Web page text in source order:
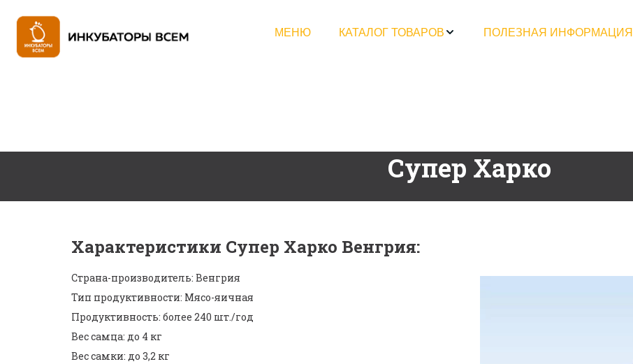
МЕНЮ КАТАЛОГ ТОВАРОВ ПОЛЕЗНАЯ ИНФОРМАЦИЯ
Супер Харко
Характеристики Супер Харко Венгрия:
Страна-производитель: Венгрия
Тип продуктивности: Мясо-яичная
Продуктивность: более 240 шт./год
Вес самца: до 4 кг
Вес самки: до 3,2 кг